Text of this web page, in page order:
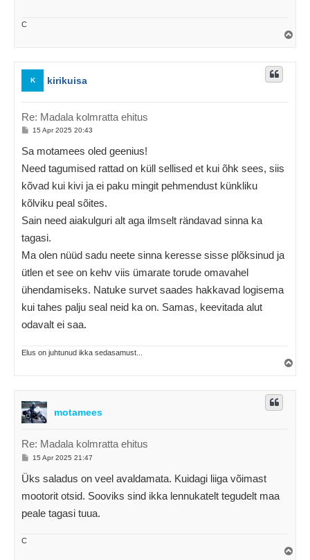
C
s
K kirikuisa
Re: Madala kolmratta ehitus
P
t
t
s
15 Apr 2025 20:43
Sa motamees oled geenius!
Need tagumised rattad on küll sellised et kui õhk sees, siis
kõvad kui kivi ja ei paku mingit pehmendust künkliku
kõlviku peal sõites.
Sain need aiakulguri alt aga ilmselt rändavad sinna ka
tagasi.
Ma olen nüüd sadu neete sinna keresse sisse plõksinud ja
ütlen et see on kehv viis ümarate torude omavahel
ühendamiseks. Natuke survet saades hakkavad logisema
kui tahes palju seal neid ka on. Samas, keevitada alut
odavalt ei saa.
Elus on juhtunud ikka sedasamust...
s
motamees
Re: Madala kolmratta ehitus
P
s
t
t
s
15 Apr 2025 21:47
Üks saladus on veel avaldamata. Kuidagi liiga võimast
mootorit otsid. Sooviks sind ikka lennukatelt tegudelt maa
peale tagasi tuua.
C